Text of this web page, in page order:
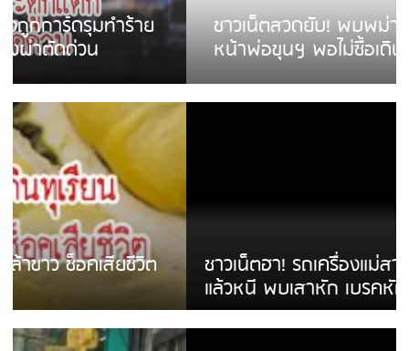
ชาวเน็ตสวดยับ! พบพม่าเร่ขายพวงมาลัย
หน้าพ่อขุนฯ พอไม่ซื้อเดินตาม
ชาวเน็ตฮา! รถเครื่องแม่สายชนป้ายร้านโลงศพ
แล้วหนี พบเสาหัก เบรคหัก หวิดได้ใช้บริการ